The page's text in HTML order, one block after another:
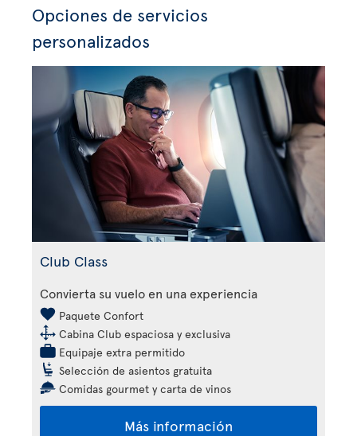
Opciones de servicios
personalizados
Club Class
Convierta su vuelo en una experiencia
Paquete Confort
Cabina Club espaciosa y exclusiva
Equipaje extra permitido
Selección de asientos gratuita
Comidas gourmet y carta de vinos
Más información